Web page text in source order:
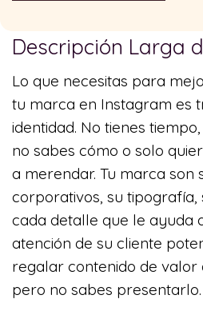
Descripción Larga
Lo que necesitas para
tu marca en Instagram es
identidad. No tienes
no sabes cómo o solo
a merendar. Tu marca son
corporativos, su tipografía,
cada detalle que le ayuda
atención de su cliente
regalar contenido de valor
pero no sabes presentarlo.